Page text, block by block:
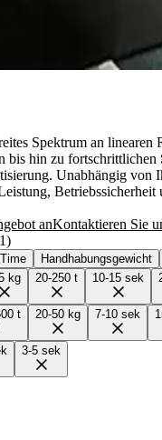
Spektrum an linearen
bis hin zu fortschrittlichen
Unabhängig von
Betriebssicherheit
anKontaktieren Sie
)
Handhabungsgewicht
kg 20-250 t 10-15 sek
t 20-50 kg 7-10 sek
3-5 sek